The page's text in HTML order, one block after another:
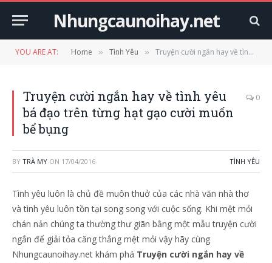
Nhungcaunoihay.net
YOU ARE AT: Home » Tình Yêu » Truyện cười ngắn hay về tình yêu bá đạo trên từng hạt gạo cười muốn bể bụng
Truyện cười ngắn hay về tình yêu
bá đạo trên từng hạt gạo cười muốn
bể bụng
0
BY TRÀ MY ON 17/04/2016 TÌNH YÊU
Tình yêu luôn là chủ đề muôn thuở của các nhà văn nhà thơ
và tình yêu luôn tồn tại song song với cuộc sống. Khi mệt mỏi
chán nản chúng ta thường thư giãn bằng một mẫu truyện cười
ngắn để giải tỏa căng thẳng mệt mỏi vậy hãy cùng
Nhungcaunoihay.net khám phá Truyện cười ngắn hay về